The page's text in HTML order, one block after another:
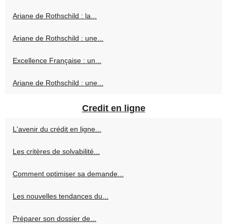
Ariane de Rothschild : la...
Ariane de Rothschild : une...
Excellence Française : un...
Ariane de Rothschild : une...
Credit en ligne
L'avenir du crédit en ligne...
Les critères de solvabilité...
Comment optimiser sa demande...
Les nouvelles tendances du...
Préparer son dossier de...